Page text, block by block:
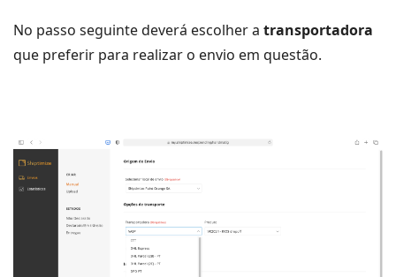
No passo seguinte deverá escolher a transportadora
que preferir para realizar o envio em questão.